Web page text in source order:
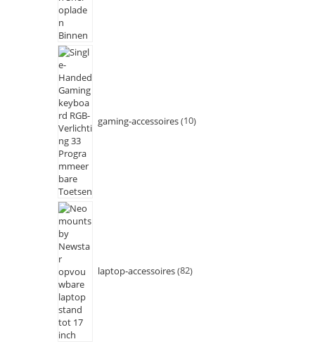
gaming-accessoires 10
laptop-accessoires 82